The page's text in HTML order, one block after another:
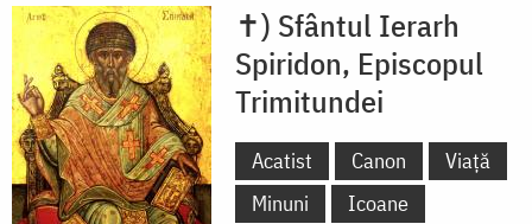
✝) Sfântul Ierarh
Spiridon, Episcopul
Trimitundei
Acatist Canon
Viață
Minuni
Icoane